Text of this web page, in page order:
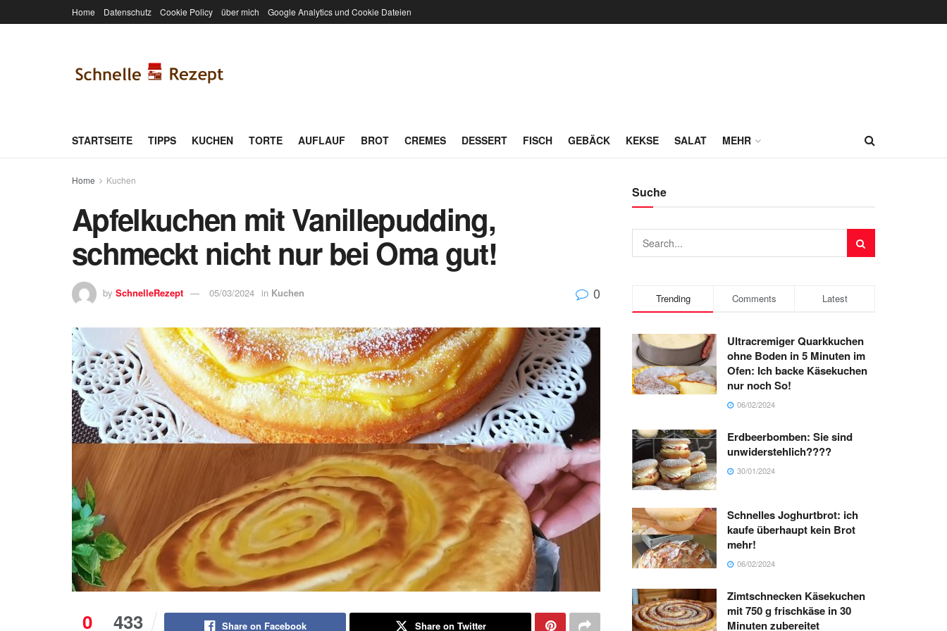
Home Datenschutz Cookie Policy über mich Google Analytics und Cookie Dateien
STARTSEITE TIPPS KUCHEN TORTE AUFLAUF BROT CREMES DESSERT FISCH GEBÄCK KEKSE SALAT MEHR
Home Kuchen
Apfelkuchen mit Vanillepudding,
schmeckt nicht nur bei Oma gut!
by SchnelleRezept 05/03/2024 in Kuchen 0
0 433 Share on Facebook Share on Twitter
Suche
Trending Comments Latest
Ultracremiger Quarkkuchen
ohne Boden in 5 Minuten im
Ofen: Ich backe Käsekuchen
nur noch So!
06/02/2024
Erdbeerbomben: Sie sind
unwiderstehlich????
30/01/2024
Schnelles Joghurtbrot: ich
kaufe überhaupt kein Brot
mehr!
06/02/2024
Zimtschnecken Käsekuchen
mit 750 g frischkäse in 30
Minuten zubereitet